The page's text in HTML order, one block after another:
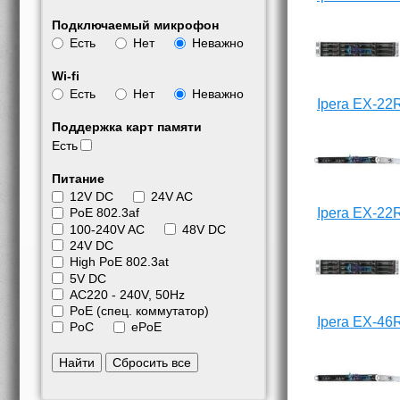
Подключаемый микрофон
Есть
Нет Неважно
Wi-fi
Есть
Нет Неважно
Поддержка карт памяти
Есть
Питание
12V DC
24V AC
PoE 802.3af
100-240V AC
48V DC
24V DC
High PoE 802.3at
5V DC
АС220 - 240V, 50Hz
PoE (спец. коммутатор)
PoC
ePoE
Найти Сбросить все
Ipera EX-
Ipera EX-
Ipera EX-